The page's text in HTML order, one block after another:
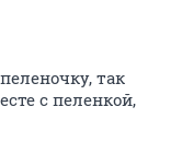
так
с пеленкой,